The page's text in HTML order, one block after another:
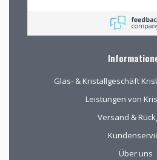
rondkijken om
aanwezige
bewonderen en
de juiste keuzes
van ver kwamen
werd de
gewaardeerd.
Glas- & Kristallgeschäft
Leistungen von
Versand &
Über uns